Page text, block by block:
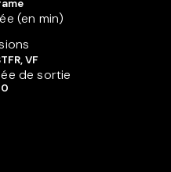
(en min)
VF
de sortie